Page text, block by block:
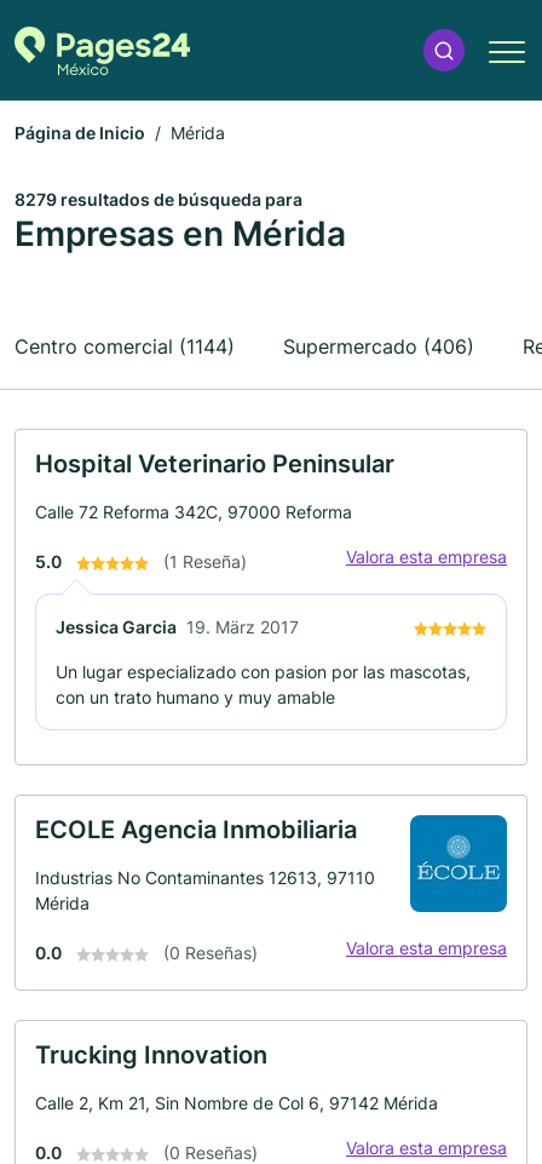
Página de Inicio Mérida
8279 resultados de búsqueda para
Empresas en Mérida
Centro comercial (1144) Supermercado (406)
Hospital Veterinario Peninsular
Calle 72 Reforma 342C, 97000 Reforma
5.0 (1 Reseña) Valora esta empresa
Jessica Garcia 19. März 2017
Un lugar especializado con pasion por las mascotas,
con un trato humano y muy amable
ECOLE Agencia Inmobiliaria
Industrias No Contaminantes 12613, 97110
Mérida
0.0 (0 Reseñas) Valora esta empresa
Trucking Innovation
Calle 2, Km 21, Sin Nombre de Col 6, 97142 Mérida
0.0 (0 Reseñas) Valora esta empresa